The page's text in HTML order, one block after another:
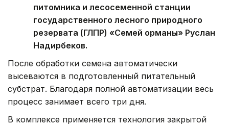
питомника и лесосеменной станции
государственного лесного природного
резервата (ГЛПР) «Семей орманы» Руслан
Надирбеков.
После обработки семена автоматически
высеваются в подготовленный питательный
субстрат. Благодаря полной автоматизации весь
процесс занимает всего три дня.
В комплексе применяется технология закрытой